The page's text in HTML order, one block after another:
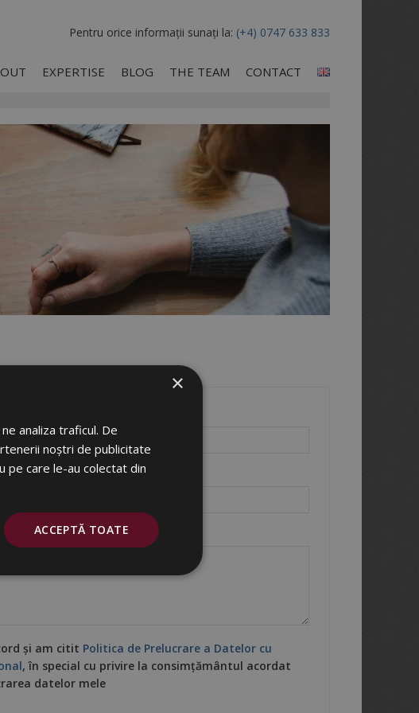
Pentru orice informații sunați la: (+4) 0747 633 833
EXPERTISE BLOG THE TEAM CONTACT
și am citit Politica de Prelucrare a Datelor cu
, în special cu privire la consimțământul acordat
datelor mele
×
analiza traficul. De
noștri de publicitate
pe care le-au colectat din
ACCEPTĂ TOATE